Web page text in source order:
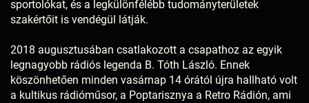
sportolókat, és a legkülönfélébb tudományterületek
szakértőit is vendégül látják.
2018 augusztusában csatlakozott a csapathoz az egyik
legnagyobb rádiós legenda B. Tóth László. Ennek
köszönhetően minden vasárnap 14 órától újra hallható volt
a kultikus rádióműsor, a Poptarisznya a Retro Rádión, ami